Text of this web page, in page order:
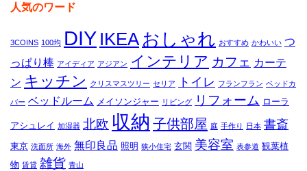
人気のワード
3COINS 100均 DIY IKEA おしゃれ おすすめ かわいい つ
っぱり棒 アイディア アジアン インテリア カフェ カーテ
ン キッチン クリスマスツリー セリア トイレ フランフラン ベッドカ
バー ベッドルーム メイソンジャー リビング リフォーム ローラ
アシュレイ 加湿器 北欧 収納 子供部屋 庭 手作り 日本 書斎
東京 洗面所 海外 無印良品 照明 狭小住宅 玄関 美容室 表参道 観葉植
物 賃貸 雑貨 青山